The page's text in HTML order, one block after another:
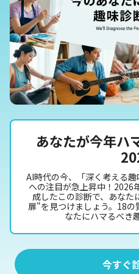
あなたが今年ハ
AI時代の今、「深く考える趣
への注目が急上昇中！2026
成したこの診断で、あな
扉"を見つけましょう。18の
なたにハマるべき
今すぐ